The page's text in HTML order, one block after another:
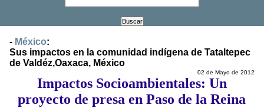
- México:
Sus impactos en la comunidad indígena de Tataltepec
de Valdéz,Oaxaca, México
02 de Mayo de 2012
Impactos Socioambientales: Un
proyecto de presa en Paso de la Reina